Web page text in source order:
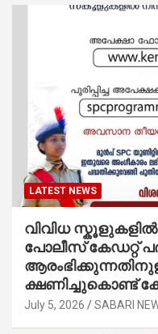
LATEST NEWS
വിവിധ
പോലീസ് കേഡറ്റ്
ക്ഷണിച്ചുകൊണ്ട്
July 5, 2026 SABARI